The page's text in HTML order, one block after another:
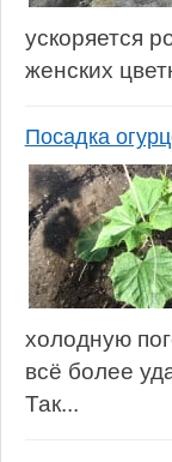
ускоряется
женских
Посадка
холодную
всё более
Так...